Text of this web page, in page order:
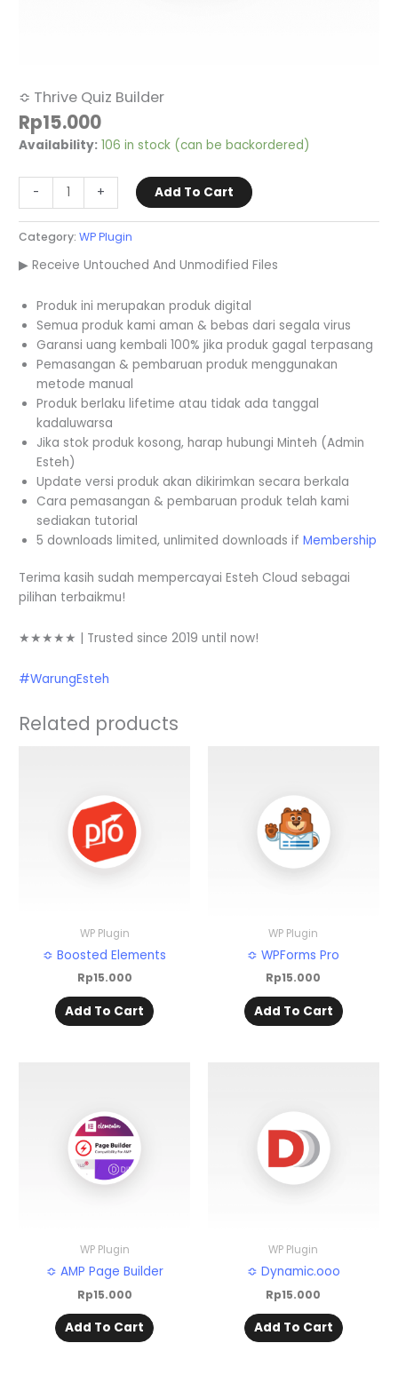
≎ Thrive Quiz Builder
Rp15.000
Availability: 106 in stock (can be backordered)
- + Add To Cart
Category:WP Plugin
▶ Receive Untouched And Unmodified Files
Produk ini merupakan produk digital
Semua produk kami aman & bebas dari segala virus
Garansi uang kembali 100% jika produk gagal terpasang
Pemasangan & pembaruan produk menggunakan
metode manual
Produk berlaku lifetime atau tidak ada tanggal
kadaluwarsa
Jika stok produk kosong, harap hubungi Minteh (Admin
Esteh)
Update versi produk akan dikirimkan secara berkala
Cara pemasangan & pembaruan produk telah kami
sediakan tutorial
5 downloads limited, unlimited downloads ifMembership
Terima kasih sudah mempercayai Esteh Cloud sebagai
pilihan terbaikmu!
★★★★★ | Trusted since 2019 until now!
#WarungEsteh
Related products
WP Plugin
≎ Boosted Elements
Rp15.000
Add To Cart
WP Plugin
≎ WPForms Pro
Rp15.000
Add To Cart
WP Plugin
≎ AMP Page Builder
Rp15.000
Add To Cart
WP Plugin
≎ Dynamic.ooo
Rp15.000
Add To Cart